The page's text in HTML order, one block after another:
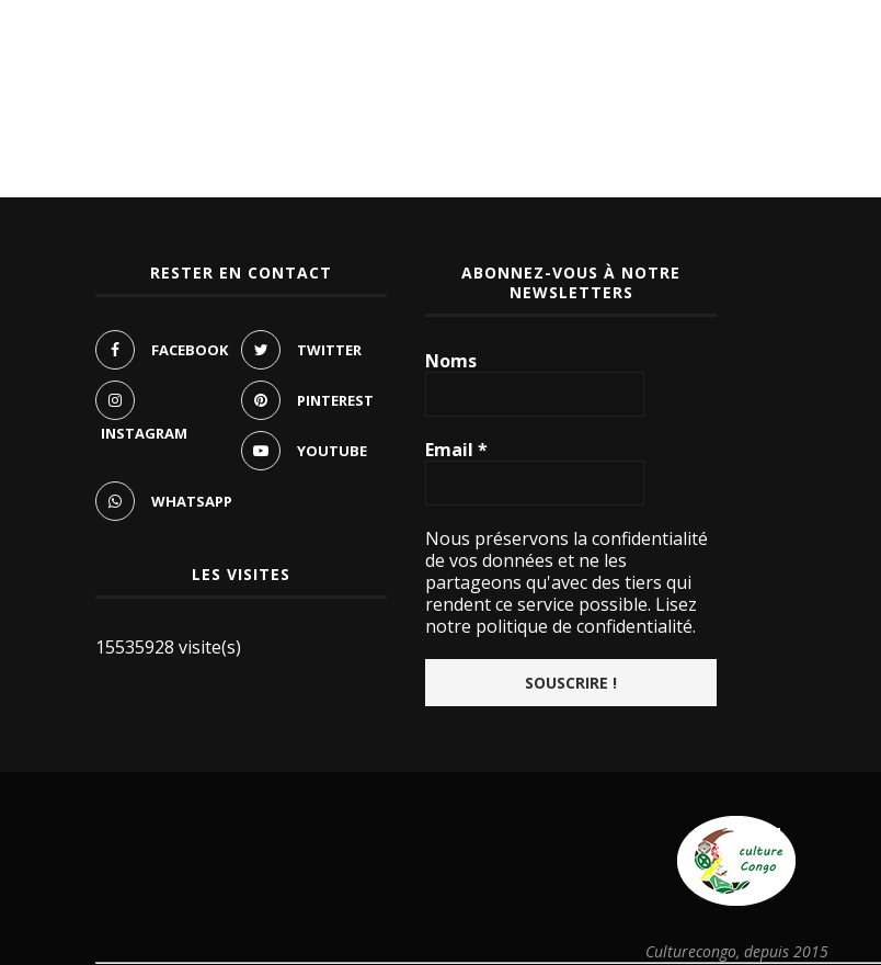
RESTER EN CONTACT
FACEBOOK TWITTER
INSTAGRAM
PINTEREST
YOUTUBE
WHATSAPP
LES VISITES
15535928 visite(s)
ABONNEZ-VOUS À NOTRE
NEWSLETTERS
Noms
Email*
Nous préservons la confidentialité
de vos données et ne les
partageons qu'avec des tiers qui
rendent ce service possible. Lisez
notre politique de confidentialité.
Culturecongo, depuis 2015